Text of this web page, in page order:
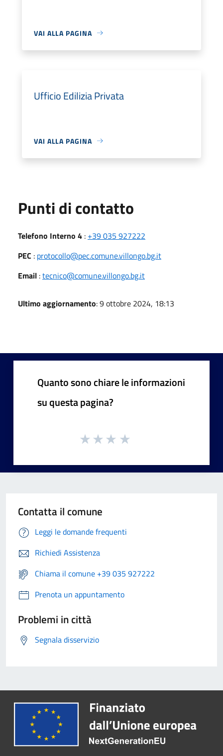
VAI ALLA PAGINA
Ufficio Edilizia Privata
VAI ALLA PAGINA
Punti di contatto
Telefono Interno 4 : +39 035 927222
PEC : protocollo@pec.comune.villongo.bg.it
Email :tecnico@comune.villongo.bg.it
Ultimo aggiornamento: 9 ottobre 2024, 18:13
Quanto sono chiare le informazioni
su questa pagina?
Contatta il comune
Leggi le domande frequenti
Richiedi Assistenza
Chiama il comune +39 035 927222
Prenota un appuntamento
Problemi in città
Segnala disservizio